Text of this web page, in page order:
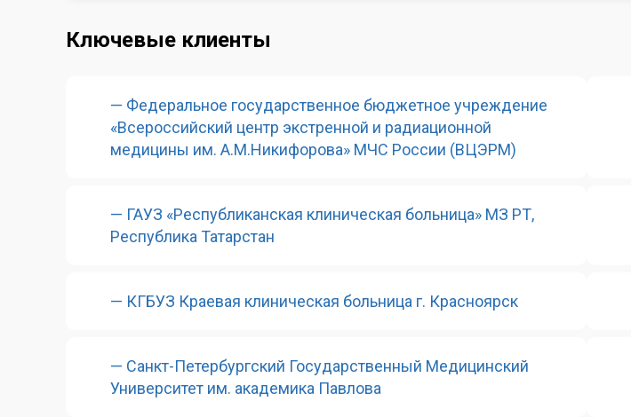
Ключевые клиенты
— Федеральное государственное бюджетное учреждение
«Всероссийский центр экстренной и радиационной
медицины им. А.М.Никифорова» МЧС России (ВЦЭРМ)
— ГАУЗ «Республиканская клиническая больница» МЗ РТ,
Республика Татарстан
— КГБУЗ Краевая клиническая больница г. Красноярск
— Санкт-Петербургский Государственный Медицинский
Университет им. академика Павлова